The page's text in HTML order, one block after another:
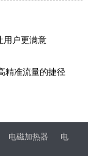
用户更满意
精准流量的捷径
电磁加热器
电